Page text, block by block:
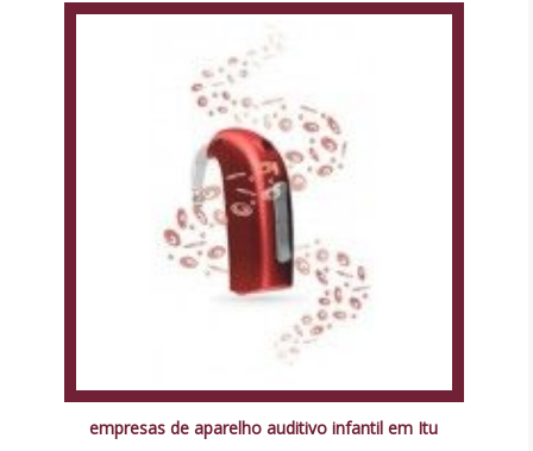
empresas de aparelho auditivo infantil em Itu